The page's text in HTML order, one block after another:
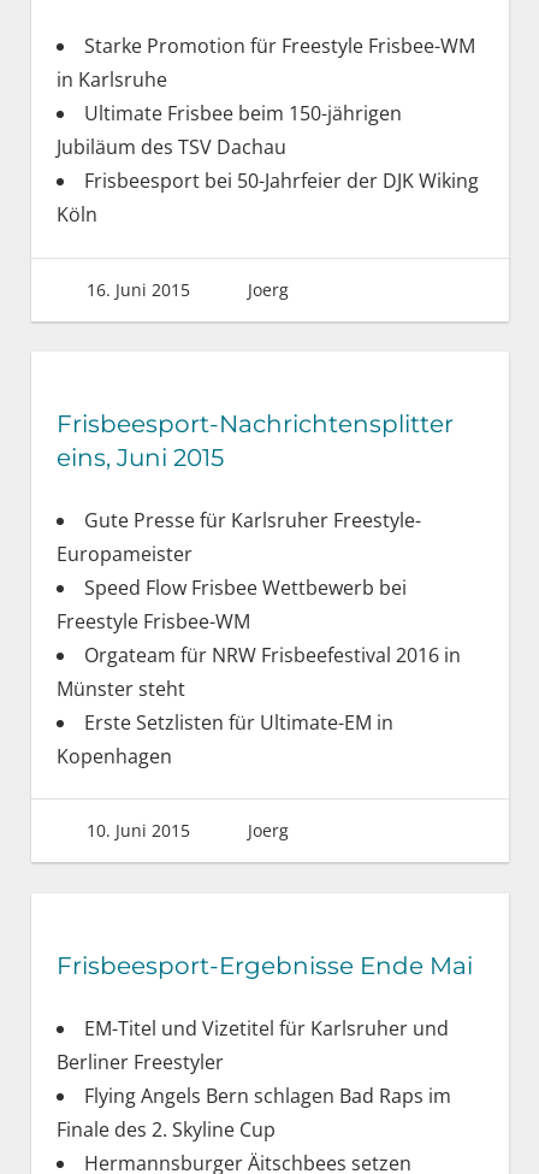
Starke Promotion für Freestyle Frisbee-WM
in Karlsruhe
Ultimate Frisbee beim 150-jährigen
Jubiläum des TSV Dachau
Frisbeesport bei 50-Jahrfeier der DJK Wiking
Köln
16. Juni 2015 Joerg
Frisbeesport-Nachrichtensplitter
eins, Juni 2015
Gute Presse für Karlsruher Freestyle-
Europameister
Speed Flow Frisbee Wettbewerb bei
Freestyle Frisbee-WM
Orgateam für NRW Frisbeefestival 2016 in
Münster steht
Erste Setzlisten für Ultimate-EM in
Kopenhagen
10. Juni 2015 Joerg
Frisbeesport-Ergebnisse Ende Mai
EM-Titel und Vizetitel für Karlsruher und
Berliner Freestyler
Flying Angels Bern schlagen Bad Raps im
Finale des 2. Skyline Cup
Hermannsburger Äitschbees setzen